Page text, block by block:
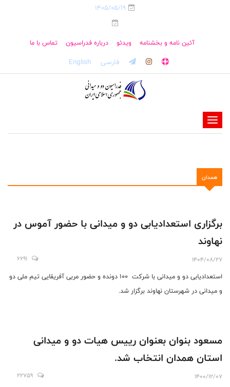
1405/05/19
آئین نامه و بخشنامه ویدئو درباره فدراسیون تماس با ما
فارسی English
-
-
-
-
همدان
برگزاری استعدادیابی دو و میدانی با حضور آموس در
نهاوند
1404/08/27
6691
استعدادیابی دو و میدانی با شرکت ۱۰۰ دونده و حضور مربی آفریقایی تیم ملی دو
و میدانی در شهرستان نهاوند برگزار شد.
مسعود بنوان بعنوان رییس هیات دو و میدانی
استان همدان انتخاب شد.
1400/12/07
22759